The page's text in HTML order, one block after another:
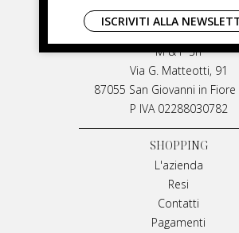
LIVIANA MIRARCHI
M & P Srl
Via G. Matteotti, 91
87055 San Giovanni in Fiore
P IVA 02288030782
SHOPPING
L'azienda
Resi
Contatti
Pagamenti
ISCRIVITI ALLA